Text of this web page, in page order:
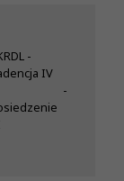
-
IV
-